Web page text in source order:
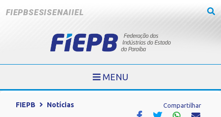
FIEPBSESISENAIIEL
MENU
FIEPB Notícias Compartilhar